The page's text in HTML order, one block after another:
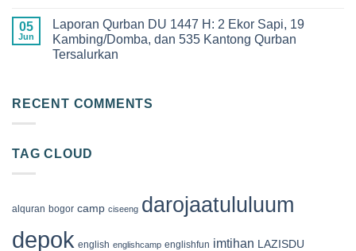
Darojaatul
‘Uluum
Tahun
2026
Megamendung
Bogor,
Membangun
Generasi
Cinta
on
SIT
Darojaatul
‘Uluum
2026
Bertema
dan
Prestasi
05
Jun
Laporan Qurban DU 1447 H: 2 Ekor Sapi, 19
Kambing/Domba, dan 535 Kantong Qurban
Tersalurkan
Laporan
2
dan
535
Qurban
Tersalurkan
RECENT COMMENTS
TAG CLOUD
alquran bogor camp ciseeng darojaatululuum
depok english englishcamp englishfun imtihan LAZISDU